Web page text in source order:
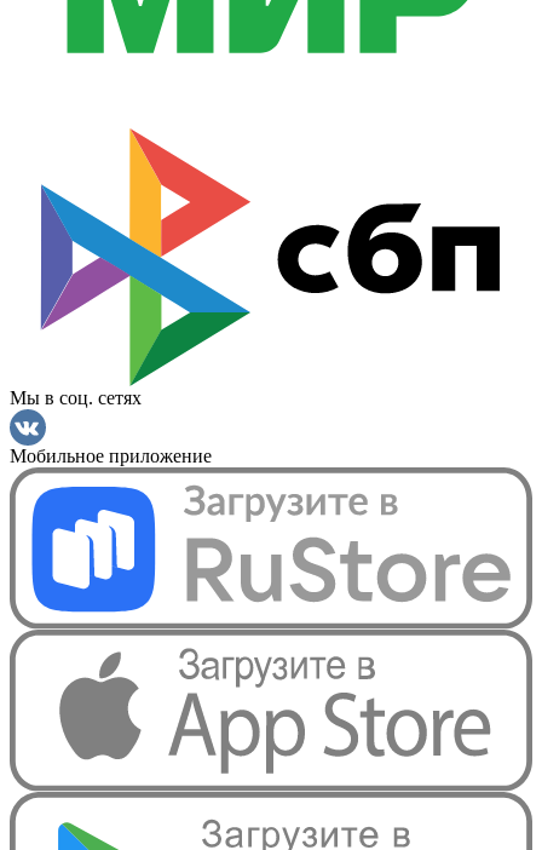
Мы в соц. сетях
Мобильное приложение